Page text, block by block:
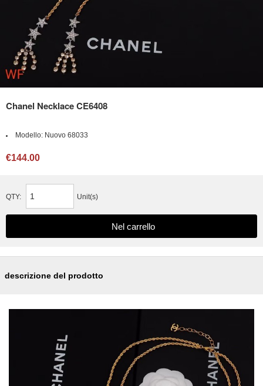
Chanel Necklace CE6408
Modello: Nuovo 68033
€144.00
QTY: Unit(s)
descrizione del prodotto